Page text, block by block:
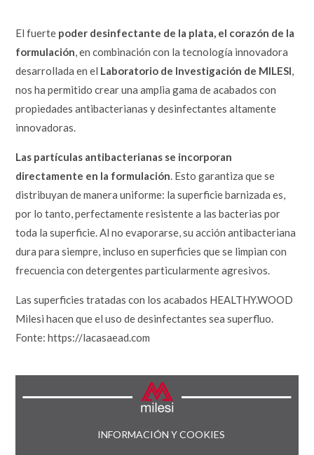
El fuerte poder desinfectante de la plata, el corazón de la
formulación, en combinación con la tecnología innovadora
desarrollada en el Laboratorio de Investigación de MILESI,
nos ha permitido crear una amplia gama de acabados con
propiedades antibacterianas y desinfectantes altamente
innovadoras.
Las partículas antibacterianas se incorporan
directamente en la formulación. Esto garantiza que se
distribuyan de manera uniforme: la superficie barnizada es,
por lo tanto, perfectamente resistente a las bacterias por
toda la superficie. Al no evaporarse, su acción antibacteriana
dura para siempre, incluso en superficies que se limpian con
frecuencia con detergentes particularmente agresivos.
Las superficies tratadas con los acabados HEALTHY.WOOD
Milesi hacen que el uso de desinfectantes sea superfluo.
Fonte: https://lacasaead.com
INFORMACIÓN Y COOKIES